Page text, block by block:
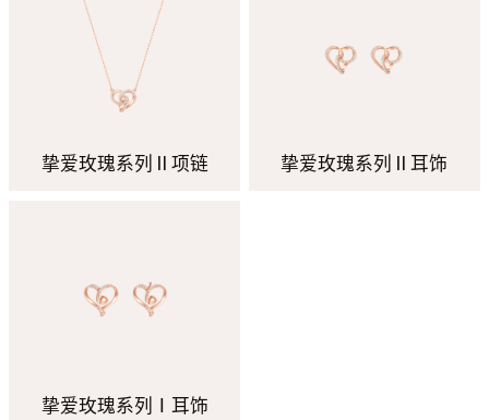
挚爱玫瑰系列Ⅱ项链 挚爱玫瑰系列Ⅱ耳饰
挚爱玫瑰系列Ⅰ耳饰